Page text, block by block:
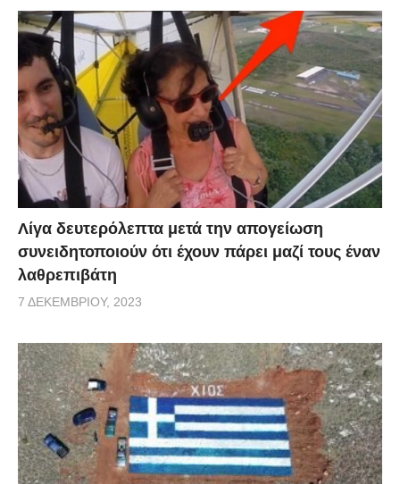
Λίγα δευτερόλεπτα μετά την απογείωση
συνειδητοποιούν ότι έχουν πάρει μαζί τους έναν
λαθρεπιβάτη
7 ΔΕΚΕΜΒΡΊΟΥ, 2023